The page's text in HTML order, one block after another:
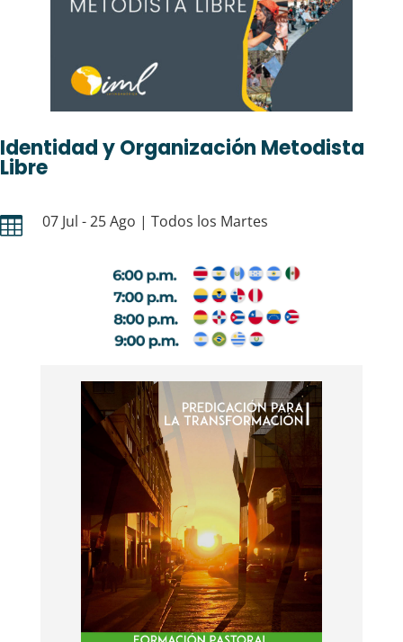
Identidad y Organización Metodista
Libre
 07 Jul - 25 Ago | Todos los Martes